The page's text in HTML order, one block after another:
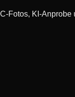
Fotos, KI-